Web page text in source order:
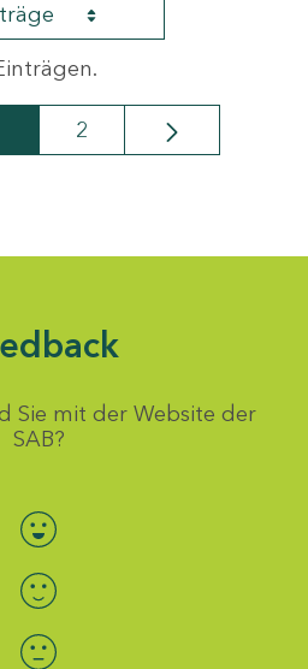
Seite
2
Sie mit der Website der
SAB?
Bewertung auswählen